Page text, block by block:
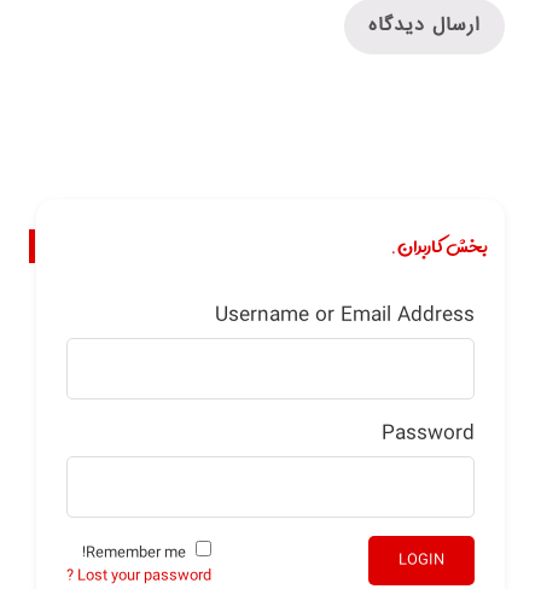
بخش کاربران.
Username or Email Address
Password
LOGIN
Lost your password ?